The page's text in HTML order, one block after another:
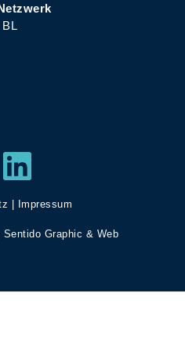
BL
LinkedIn
Impressum
Sentido Graphic & Web